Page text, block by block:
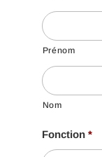
Prénom
Nom
Fonction *